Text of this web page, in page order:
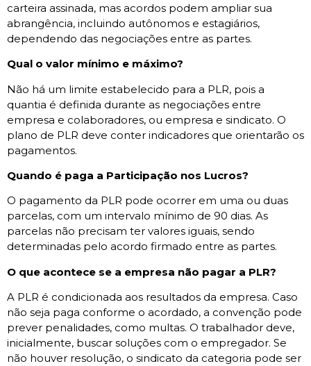
carteira assinada, mas acordos podem ampliar sua
abrangência, incluindo autônomos e estagiários,
dependendo das negociações entre as partes.
Qual o valor mínimo e máximo?
Não há um limite estabelecido para a PLR, pois a
quantia é definida durante as negociações entre
empresa e colaboradores, ou empresa e sindicato. O
plano de PLR deve conter indicadores que orientarão os
pagamentos.
Quando é paga a Participação nos Lucros?
O pagamento da PLR pode ocorrer em uma ou duas
parcelas, com um intervalo mínimo de 90 dias. As
parcelas não precisam ter valores iguais, sendo
determinadas pelo acordo firmado entre as partes.
O que acontece se a empresa não pagar a PLR?
A PLR é condicionada aos resultados da empresa. Caso
não seja paga conforme o acordado, a convenção pode
prever penalidades, como multas. O trabalhador deve,
inicialmente, buscar soluções com o empregador. Se
não houver resolução, o sindicato da categoria pode ser